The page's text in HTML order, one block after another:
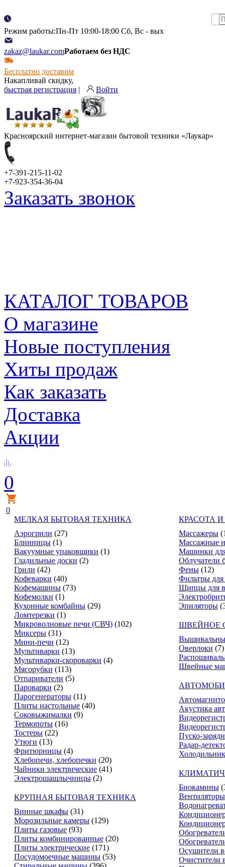
Режим работы:Пн-Пт 10:00-18:00 Сб, Вс - вых
zakaz@laukar.comРаботаем без НДС
Бесплатно доставим
Накапливай скидку,
быстрая регистрация | Войти
Красноярский интернет-магазин бытовой техники «Лаукар»
+7-391-215-11-02
+7-923-354-36-04
Заказать звонок
КАТАЛОГ ТОВАРОВ
О магазине
Новые поступления
Хиты продаж
Как заказать
Доставка
Акции
0
0
МЕЛКАЯ БЫТОВАЯ ТЕХНИКА
Аэрогрили (27)
Блинницы (1)
Вакуумные упаковщики (1)
Гладильные доски (2)
Грили (42)
Кофеварки (40)
Кофемашины (73)
Кофемолки (1)
Кухонные комбайны (29)
Ломтерезки (1)
Микроволновые печи (СВЧ) (102)
Миксеры (31)
Мини-печи (12)
Мультиварки (13)
Мультиварки-скороварки (4)
Мясорубки (113)
Отпариватели (5)
Пароварки (2)
Парогенераторы (11)
Плиты настольные (40)
Соковыжималки (9)
Термопоты (16)
Тостеры (22)
Утюги (13)
Фритюрницы (4)
Хлебопечи, хлебопечки (20)
Чайники электрические (41)
Электрошашлычницы (2)
КРУПНАЯ БЫТОВАЯ ТЕХНИКА
Винные шкафы (31)
Морозильные камеры (129)
Плиты газовые (93)
Плиты комбинированные (20)
Плиты электрические (171)
Посудомоечные машины (53)
КРАСОТА И
Массажеры
Массажные
Машинки
Облучатели
Фены (12)
Фильтры
Щипцы для
Эпиляторы
ШВЕЙНОЕ
Оверлоки (7)
Швейные
Акустика
Пуско-
Радар-
Биокамины
Вентиляторы
Осушители
Очистители